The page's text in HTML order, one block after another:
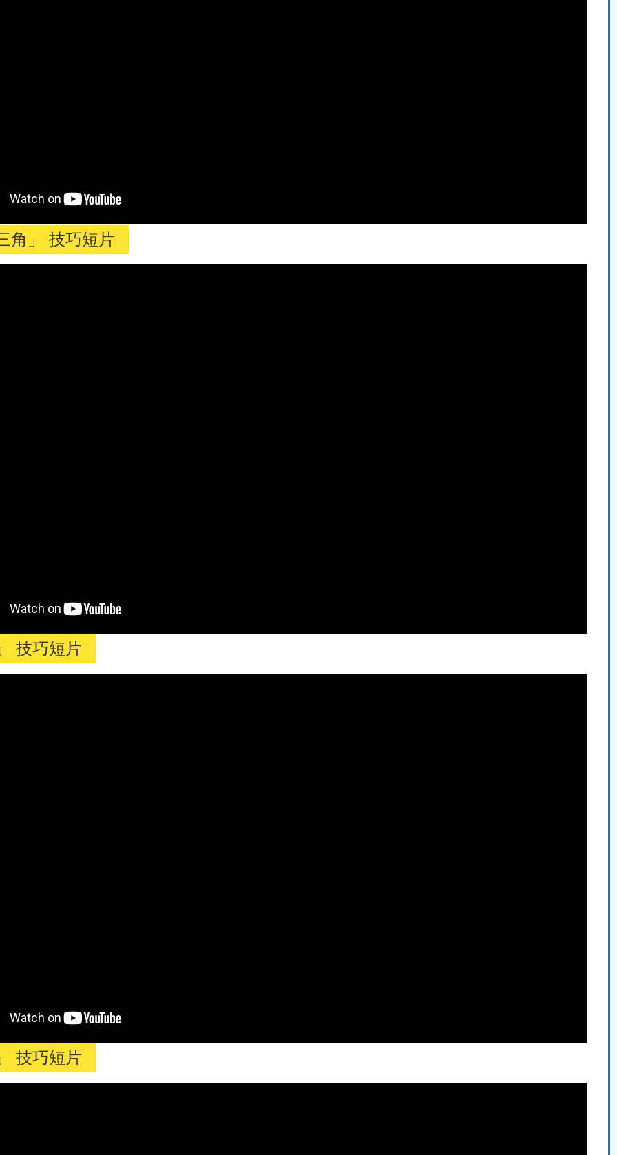
角」 技巧短片
技巧短片
技巧短片